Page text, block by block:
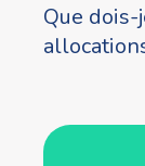
Que dois-